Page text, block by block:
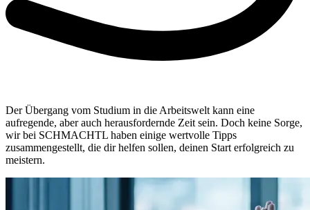
Der Übergang vom Studium in die Arbeitswelt kann eine
aufregende, aber auch herausfordernde Zeit sein. Doch keine Sorge,
wir bei SCHMACHTL haben einige wertvolle Tipps
zusammengestellt, die dir helfen sollen, deinen Start erfolgreich zu
meistern.